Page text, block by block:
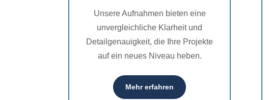
Unsere Aufnahmen bieten eine
unvergleichliche Klarheit und
Detailgenauigkeit, die Ihre Projekte
auf ein neues Niveau heben.
Mehr erfahren